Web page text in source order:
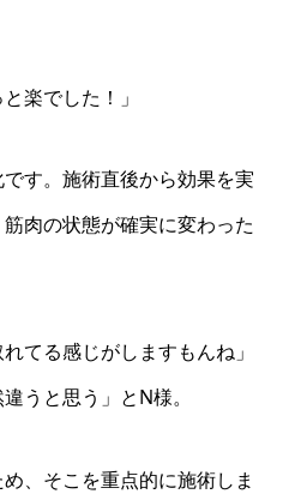
楽でした！」
す。施術直後から効果を実
肉の状態が確実に変わった
てる感じがしますもんね」
うと思う」とN様。
、そこを重点的に施術しま